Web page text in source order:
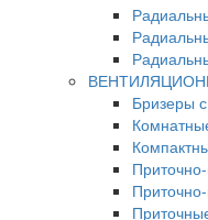
Бризеры